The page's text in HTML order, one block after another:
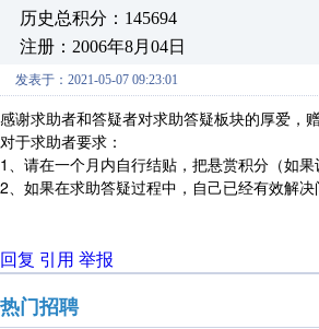
历史总积分：145694
注册：2006年8月04日
发表于：2021-05-07 09:23:01
感谢求助者和答疑者对求助答疑板块的厚爱，
对于求助者要求：
1、请在一个月内自行结贴，把悬赏积分（如
2、如果在求助答疑过程中，自己已经有效解
回复 引用 举报
热门招聘